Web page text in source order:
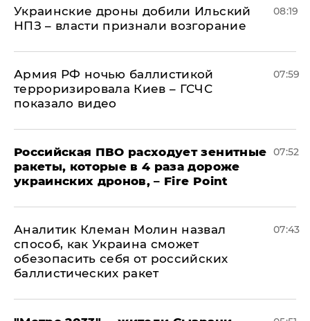
Украинские дроны добили Ильский
НПЗ – власти признали возгорание
08:19
Армия РФ ночью баллистикой
терроризировала Киев – ГСЧС
показало видео
07:59
Российская ПВО расходует зенитные
ракеты, которые в 4 раза дороже
украинских дронов, – Fire Point
07:52
Аналитик Клеман Молин назвал
способ, как Украина сможет
обезопасить себя от российских
баллистических ракет
07:43